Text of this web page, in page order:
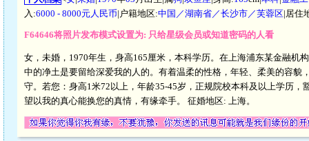
入:6000 - 8000元人民币|户籍地区:中国／湖南省／长沙市／芙蓉区|居住
F64646将照片发布模式设置为: 只给星级会员或知道密码的人看
女，未婚，1970年生，身高165厘米，本科学历。在上海浦东某金融机
中的净土是要留给深爱我的人的。有着温柔的性格，年轻、柔美的容
守。若您：身高1米72以上，年龄35-45岁，正规院校本科及以上学历
望以我的真心能换您的真情，有缘牵手。 征婚地区: 上海。